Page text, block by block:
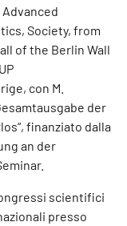
Society, from
of the Berlin Wall
con M.
der
finanziato dalla
an der
scientifici
presso